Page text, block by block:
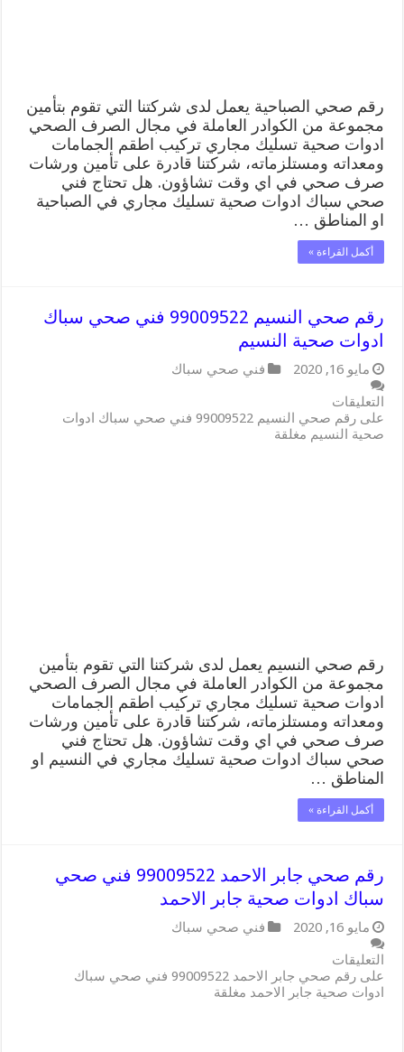
رقم صحي الصباحية يعمل لدى شركتنا التي تقوم بتأمين
مجموعة من الكوادر العاملة في مجال الصرف الصحي
ادوات صحية تسليك مجاري تركيب اطقم الجمامات
ومعداته ومستلزماته، شركتنا قادرة على تأمين ورشات
صرف صحي في اي وقت تشاؤون. هل تحتاج فني
صحي سباك ادوات صحية تسليك مجاري في الصباحية
او المناطق …
أكمل القراءة »
رقم صحي النسيم 99009522 فني صحي سباك
ادوات صحية النسيم
مايو 16, 2020
فني صحي سباك
التعليقات
على رقم صحي النسيم 99009522 فني صحي سباك ادوات
صحية النسيم مغلقة
رقم صحي النسيم يعمل لدى شركتنا التي تقوم بتأمين
مجموعة من الكوادر العاملة في مجال الصرف الصحي
ادوات صحية تسليك مجاري تركيب اطقم الجمامات
ومعداته ومستلزماته، شركتنا قادرة على تأمين ورشات
صرف صحي في اي وقت تشاؤون. هل تحتاج فني
صحي سباك ادوات صحية تسليك مجاري في النسيم او
المناطق …
أكمل القراءة »
رقم صحي جابر الاحمد 99009522 فني صحي
سباك ادوات صحية جابر الاحمد
مايو 16, 2020
فني صحي سباك
التعليقات
على رقم صحي جابر الاحمد 99009522 فني صحي سباك
ادوات صحية جابر الاحمد مغلقة